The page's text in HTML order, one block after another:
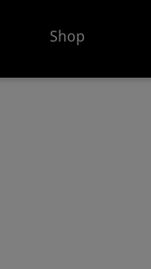
Shop